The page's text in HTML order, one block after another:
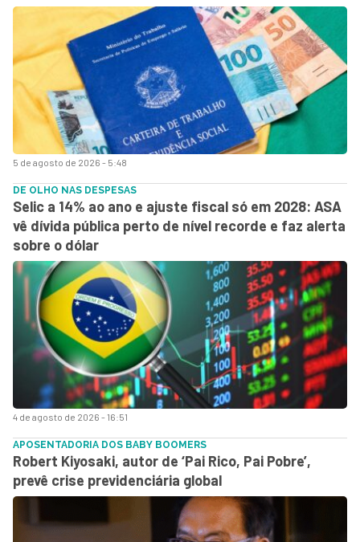
5 de agosto de 2026 - 5:48
4 de agosto de 2026 - 16:51
DE OLHO NAS DESPESAS
Selic a 14% ao ano e ajuste fiscal só em 2028: ASA
vê dívida pública perto de nível recorde e faz alerta
sobre o dólar
APOSENTADORIA DOS BABY BOOMERS
Robert Kiyosaki, autor de ‘Pai Rico, Pai Pobre’,
prevê crise previdenciária global